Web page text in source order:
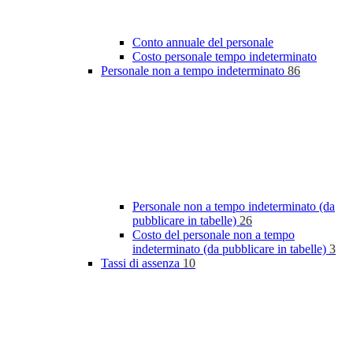
Conto annuale del personale
Costo personale tempo indeterminato
Personale non a tempo indeterminato 86
Personale non a tempo indeterminato (da
pubblicare in tabelle) 26
Costo del personale non a tempo
indeterminato (da pubblicare in tabelle) 3
Tassi di assenza 10